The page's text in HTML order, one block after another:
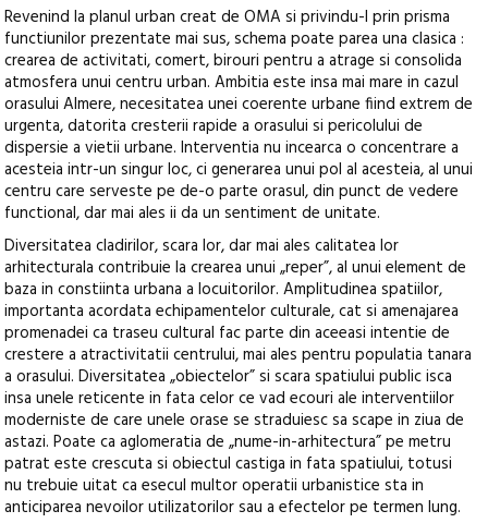
Revenind la planul urban creat de OMA si privindu-l prin prisma
functiunilor prezentate mai sus, schema poate parea una clasica :
crearea de activitati, comert, birouri pentru a atrage si consolida
atmosfera unui centru urban. Ambitia este insa mai mare in cazul
orasului Almere, necesitatea unei coerente urbane fiind extrem de
urgenta, datorita cresterii rapide a orasului si pericolului de
dispersie a vietii urbane. Interventia nu incearca o concentrare a
acesteia intr-un singur loc, ci generarea unui pol al acesteia, al unui
centru care serveste pe de-o parte orasul, din punct de vedere
functional, dar mai ales ii da un sentiment de unitate.
Diversitatea cladirilor, scara lor, dar mai ales calitatea lor
arhitecturala contribuie la crearea unui „reper”, al unui element de
baza in constiinta urbana a locuitorilor. Amplitudinea spatiilor,
importanta acordata echipamentelor culturale, cat si amenajarea
promenadei ca traseu cultural fac parte din aceeasi intentie de
crestere a atractivitatii centrului, mai ales pentru populatia tanara
a orasului. Diversitatea „obiectelor” si scara spatiului public isca
insa unele reticente in fata celor ce vad ecouri ale interventiilor
moderniste de care unele orase se straduiesc sa scape in ziua de
astazi. Poate ca aglomeratia de „nume-in-arhitectura” pe metru
patrat este crescuta si obiectul castiga in fata spatiului, totusi
nu trebuie uitat ca esecul multor operatii urbanistice sta in
anticiparea nevoilor utilizatorilor sau a efectelor pe termen lung.